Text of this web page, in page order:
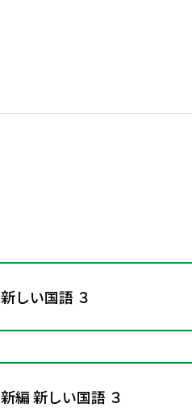
新しい国語 ３
新編 新しい国語 ３